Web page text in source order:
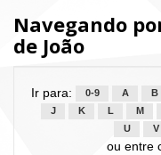
Navegando
de João
Ir para: 0-9 A B
J
K L M
U
V
ou entre